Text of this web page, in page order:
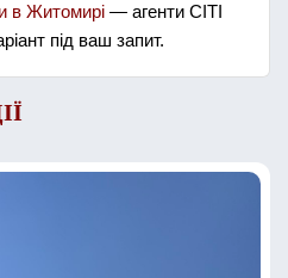
в Житомирі — агенти СІТІ
під ваш запит.